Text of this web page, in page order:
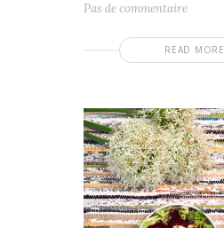
READ MORE
Pas de commentaire